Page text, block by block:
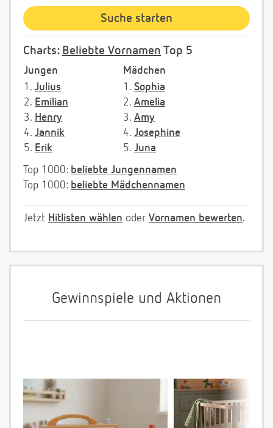
Charts: Beliebte Vornamen Top 5
Jungen
Mädchen
1. Julius
2. Emilian
3. Henry
4. Jannik
5. Erik
1. Sophia
2. Amelia
3. Amy
4. Josephine
5. Juna
Top 1000: beliebte Jungennamen
Top 1000: beliebte Mädchennamen
Jetzt Hitlisten wählen oder Vornamen bewerten.
Gewinnspiele und Aktionen